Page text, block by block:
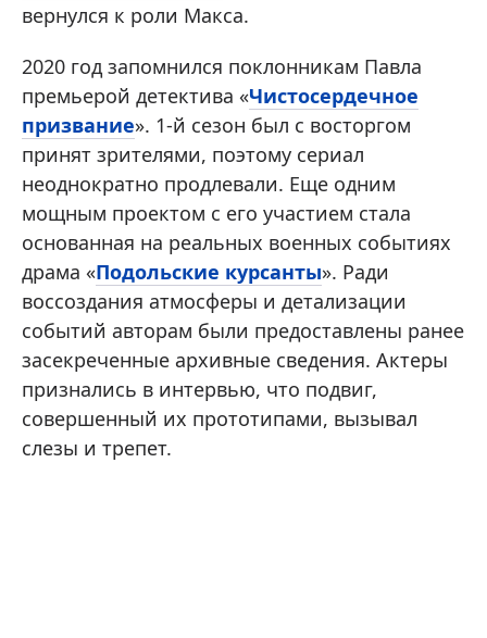
вернулся к роли Макса.
2020 год запомнился поклонникам Павла
премьерой детектива «Чистосердечное
призвание». 1-й сезон был с восторгом
принят зрителями, поэтому сериал
неоднократно продлевали. Еще одним
мощным проектом с его участием стала
основанная на реальных военных событиях
драма «Подольские курсанты». Ради
воссоздания атмосферы и детализации
событий авторам были предоставлены ранее
засекреченные архивные сведения. Актеры
признались в интервью, что подвиг,
совершенный их прототипами, вызывал
слезы и трепет.